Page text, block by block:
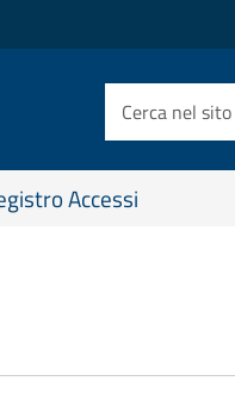
a
r
Accessi